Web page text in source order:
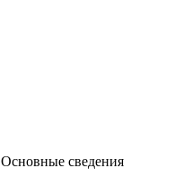
Основные сведения